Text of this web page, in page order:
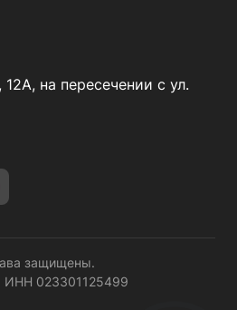
12А, на пересечении с ул.
защищены.
023301125499